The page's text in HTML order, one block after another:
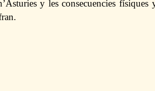
y les consecuencies físiques